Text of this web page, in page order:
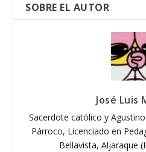
SOBRE EL AUTOR
José Luis
Sacerdote católico y
Párroco, Licenciado en
Bellavista, Aljaraque